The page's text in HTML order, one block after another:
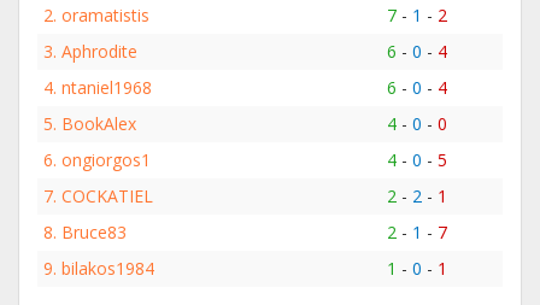
2. oramatistis 7- 1 - 2
3. Aphrodite 6 - 0 - 4
4. ntaniel1968 6 - 0 - 4
5. BookAlex 4- 0 - 0
6. ongiorgos1 4- 0 - 5
7. COCKATIEL 2 - 2 - 1
8. Bruce83 2 - 1 - 7
9. bilakos1984 1 - 0 - 1